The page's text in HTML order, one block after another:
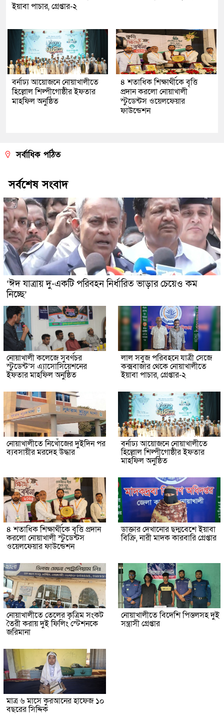
ইয়াবা পাচার, গ্রেপ্তার-২
বর্নাঢ্য আয়োজনে নোয়াখালীতে
হিল্লোল শিল্পীগোষ্ঠীর ইফতার
মাহফিল অনুষ্ঠিত
৪ শতাধিক শিক্ষার্থীকে বৃত্তি
প্রদান করলো নোয়াখালী
স্টুডেন্টস ওয়েলফেয়ার
ফাউন্ডেশন
সর্বাধিক পঠিত
সর্বশেষ সংবাদ
‘ঈদ যাত্রায় দু-একটি পরিবহন নির্ধারিত ভাড়ার চেয়েও কম
নিচ্ছে’
নোয়াখালী কলেজে সুবর্ণচর
স্টুডেন্ট’স এ্যাসোসিয়েশনের
ইফতার মাহফিল অনুষ্ঠিত
লাল সবুজ পরিবহনে যাত্রী সেজে
কক্সবাজার থেকে নোয়াখালীতে
ইয়াবা পাচার, গ্রেপ্তার-২
নোয়াখালীতে নিখোঁজের দুইদিন পর
ব্যবসায়ীর মরদেহ উদ্ধার
বর্নাঢ্য আয়োজনে নোয়াখালীতে
হিল্লোল শিল্পীগোষ্ঠীর ইফতার
মাহফিল অনুষ্ঠিত
৪ শতাধিক শিক্ষার্থীকে বৃত্তি প্রদান
করলো নোয়াখালী স্টুডেন্টস
ওয়েলফেয়ার ফাউন্ডেশন
ডাক্তার দেখানোর ছদ্মবেশে ইয়াবা
বিক্রি, নারী মাদক কারবারি গ্রেপ্তার
নোয়াখালীতে তেলের কৃত্রিম সংকট
তৈরী করায় দুই ফিলিং স্টেশনকে
জরিমানা
নোয়াখালীতে বিদেশি পিস্তলসহ দুই
সন্ত্রাসী গ্রেপ্তার
মাত্র ৬ মাসে কুরআনের হাফেজ ১০
বছরের সিদ্দিক